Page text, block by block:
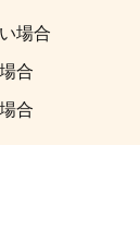
場合
合
合